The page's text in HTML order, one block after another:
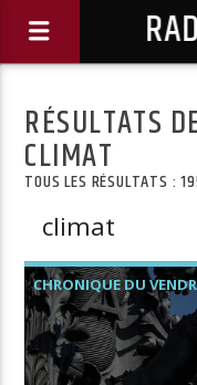
RÉSULTATS
CLIMAT
TOUS LES RÉSULTATS :
CHRONIQUE DU